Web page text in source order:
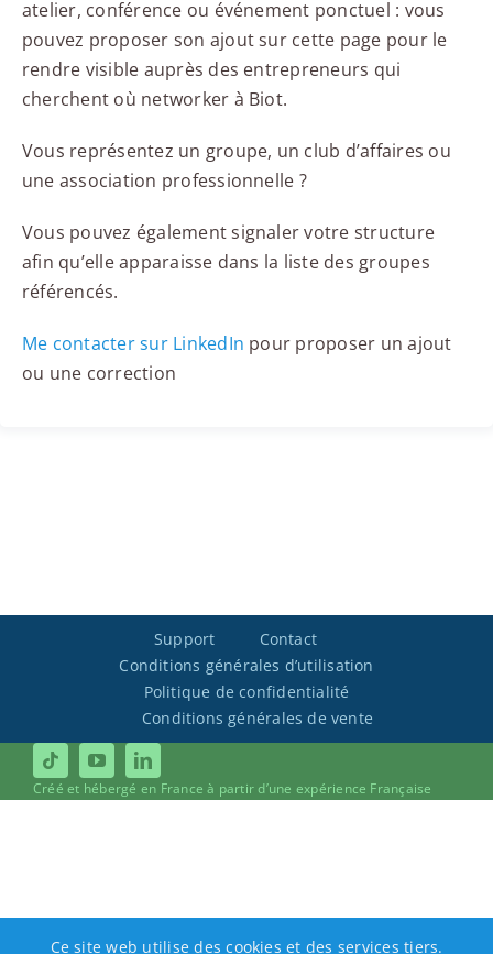
atelier, conférence ou événement ponctuel : vous
pouvez proposer son ajout sur cette page pour le
rendre visible auprès des entrepreneurs qui
cherchent où networker à Biot.
Vous représentez un groupe, un club d’affaires ou
une association professionnelle ?
Vous pouvez également signaler votre structure
afin qu’elle apparaisse dans la liste des groupes
référencés.
Me contacter sur LinkedIn pour proposer un ajout
ou une correction
Support
Contact
Conditions générales d’utilisation
Politique de confidentialité
Conditions générales de vente
Créé et hébergé en France à partir d’une expérience Française
Ce site web utilise des cookies et des services tiers.